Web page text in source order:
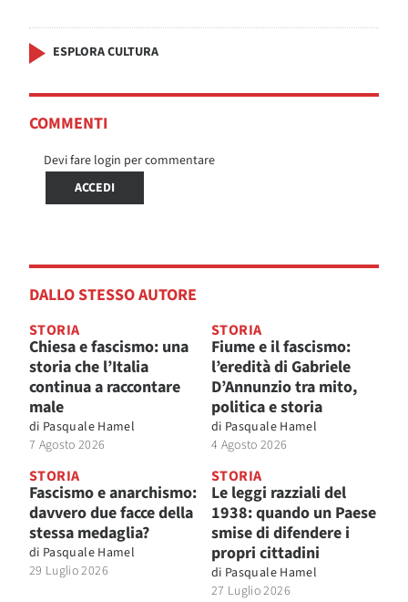
ESPLORA CULTURA
COMMENTI
Devi fare login per commentare
ACCEDI
DALLO STESSO AUTORE
STORIA
Chiesa e fascismo: una
storia che l’Italia
continua a raccontare
male
di Pasquale Hamel
7 Agosto 2026
STORIA
Fiume e il fascismo:
l’eredità di Gabriele
D’Annunzio tra mito,
politica e storia
di Pasquale Hamel
4 Agosto 2026
STORIA
Fascismo e anarchismo:
davvero due facce della
stessa medaglia?
di Pasquale Hamel
29 Luglio 2026
STORIA
Le leggi razziali del
1938: quando un Paese
smise di difendere i
propri cittadini
di Pasquale Hamel
27 Luglio 2026